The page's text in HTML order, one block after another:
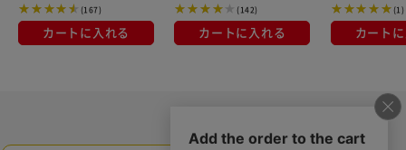
(167)
カートに入れる
(142)
カートに入れる
(1)
カート